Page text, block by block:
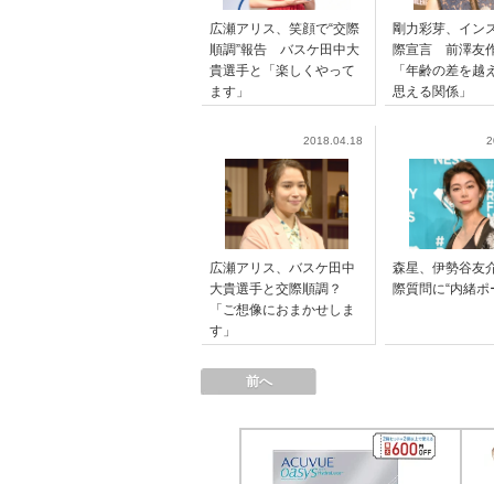
広瀬アリス、笑顔で“交際
順調”報告 バスケ田中大
貴選手と「楽しくやって
ます」
剛力彩芽、イン
際宣言 前澤友
「年齢の差を越
思える関係」
2018.04.18
広瀬アリス、バスケ田中
大貴選手と交際順調？
「ご想像におまかせしま
す」
森星、伊勢谷友
際質問に“内緒ポ
前へ